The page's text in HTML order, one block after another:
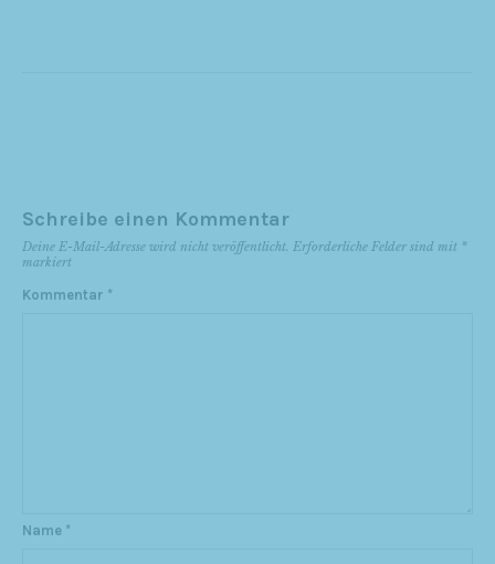
Schreibe einen Kommentar
Deine E-Mail-Adresse wird nicht veröffentlicht. Erforderliche Felder sind mit *
markiert
Kommentar *
Name *